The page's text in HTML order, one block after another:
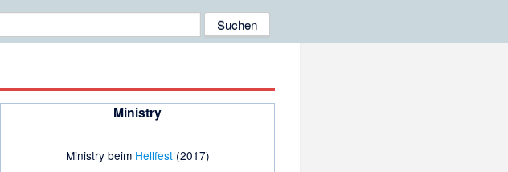
Ministry
Ministry beim Hellfest(2017)